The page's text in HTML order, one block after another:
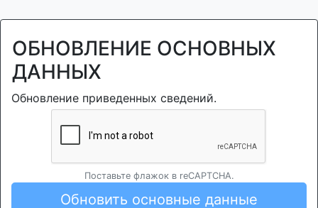
ОБНОВЛЕНИЕ ОСНОВНЫХ
ДАННЫХ
Обновление приведенных сведений.
Поставьте флажок в reCAPTCHA.
Обновить основные данные